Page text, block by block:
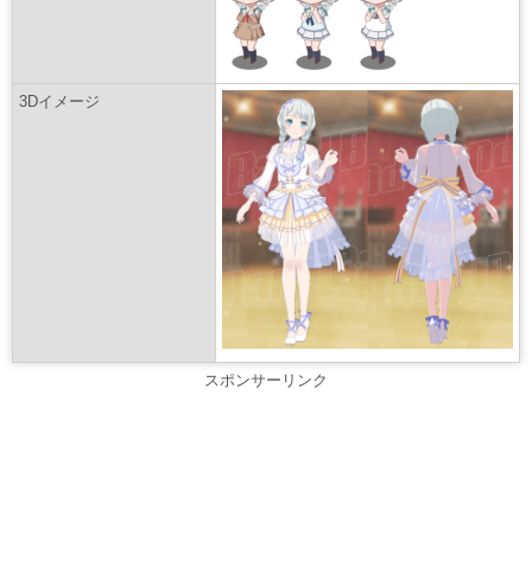
3Dイメージ
スポンサーリンク